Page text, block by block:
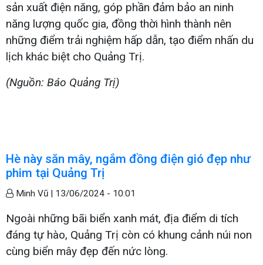
sản xuất điện năng, góp phần đảm bảo an ninh
năng lượng quốc gia, đồng thời hình thành nên
những điểm trải nghiệm hấp dẫn, tạo điểm nhấn du
lịch khác biệt cho Quảng Trị.
(Nguồn: Báo Quảng Trị)
Hè này săn mây, ngắm đồng điện gió đẹp như
phim tại Quảng Trị
Minh Vũ | 13/06/2024 - 10:01
Ngoài những bãi biển xanh mát, địa điểm di tích
đáng tự hào, Quảng Trị còn có khung cảnh núi non
cùng biển mây đẹp đến nức lòng.